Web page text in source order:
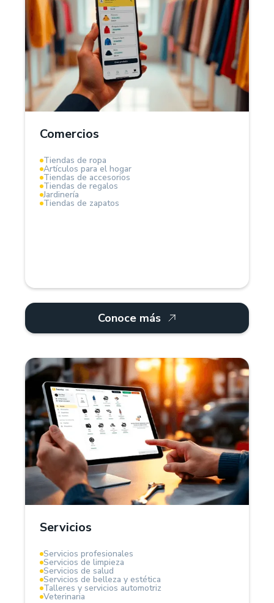
Comercios
Tiendas de ropa
Artículos para el hogar
Tiendas de accesorios
Tiendas de regalos
Jardinería
Tiendas de zapatos
¿Por qué Treinta?
Para comercios retail, Treinta ofrece un sistema
POS que gestiona inventarios, múltiples
proveedores y categorías de productos. Controla
stock, precios y descuentos en tiempo real.
También, puedes crear diferentes variantes de
colores, tallas y tamaños de tus productos.
La solución ideal para profesionalizar la gestión del
Conoce más
Servicios
Servicios profesionales
Servicios de limpieza
Servicios de salud
Servicios de belleza y estética
Talleres y servicios automotriz
Veterinaria
¿Por qué Treinta?
En el sector servicios, Treinta funciona como un
sistema de gestión integral que te permite
administrar clientes, proveedores, controlar
ingresos y egresos. Es ideal para servicios por
horas, contratos fijos o proyectos.
Mantén el control total de tu flujo de caja y rentabilidad.